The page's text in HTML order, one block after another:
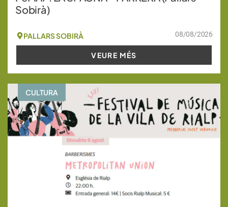
Sobirà)
PALLARS SOBIRÀ 08/08/2026
VEURE MÉS
CULTURA